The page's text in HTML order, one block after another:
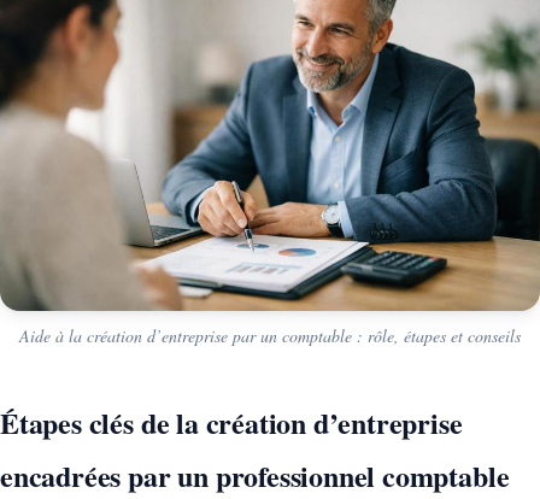
Aide à la création d’entreprise par un comptable : rôle, étapes et conseils
Étapes clés de la création d’entreprise
encadrées par un professionnel comptable